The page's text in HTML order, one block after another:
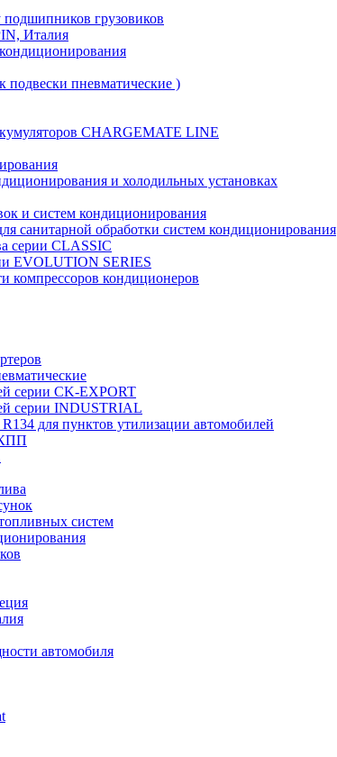
грузовиков
Италия
подвески пневматические )
CHARGEMATE LINE
и холодильных установках
и систем кондиционирования
санитарной обработки систем кондиционирования
серии CLASSIC
EVOLUTION SERIES
компрессоров кондиционеров
серии CK-EXPORT
серии INDUSTRIAL
для пунктов утилизации автомобилей
систем
автомобиля